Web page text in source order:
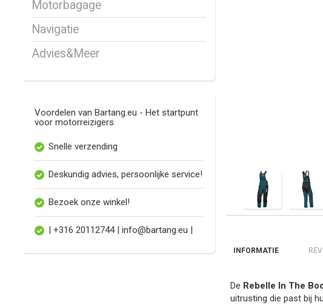
Motorbagage
Navigatie
Advies&Meer
Voordelen van Bartang.eu - Het startpunt
voor motorreizigers
Snelle verzending
Deskundig advies, persoonlijke service!
Bezoek onze winkel!
| +316 20112744 | info@bartang.eu |
INFORMATIE
De Rebelle In The
uitrusting die past bij